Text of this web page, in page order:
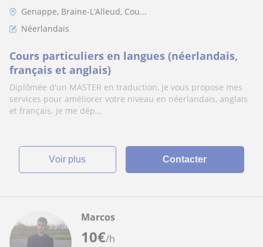
Genappe, Braine-L’Alleud, Cou...
Néerlandais
Cours particuliers en langues (néerlandais,
français et anglais)
Diplômée d'un MASTER en traduction, je vous propose mes
services pour améliorer votre niveau en néerlandais, anglais
et français. Je me dép...
voir plus Contacter
10€/h
Marcos